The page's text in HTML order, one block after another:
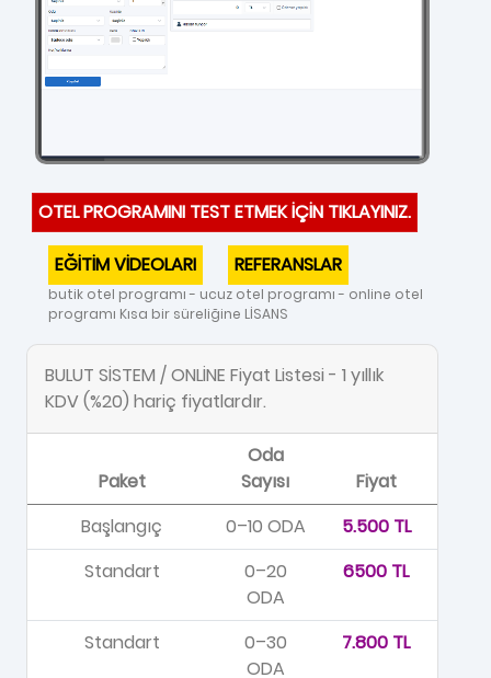
OTEL PROGRAMINI TEST ETMEK İÇİN TIKLAYINIZ.
EĞİTİM VİDEOLARI REFERANSLAR
butik otel programı - ucuz otel programı - online otel
programı Kısa bir süreliğine LİSANS
BULUT SİSTEM / ONLİNE Fiyat Listesi - 1 yıllık
KDV (%20) hariç fiyatlardır.
Paket
Oda
Sayısı
Fiyat
Başlangıç
0–10 ODA
5.500 TL
Standart
0–20
ODA
6500 TL
Standart
0–30
ODA
7.800 TL